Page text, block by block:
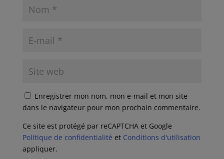
Enregistrer mon nom, mon e-mail et mon site
dans le navigateur pour mon prochain commentaire.
Ce site est protégé par reCAPTCHA et Google
Politique de confidentialité et Conditions d'utilisation
appliquer.